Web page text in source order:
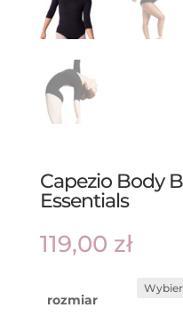
Capezio Body
Essentials
119,00 zł
rozmiar